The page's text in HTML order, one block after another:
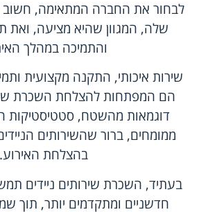
לבחור את החברה המתאימה, חשוב
שלה, המגוון שהיא מציעה, ואת
והתמיכה במהלך
שירות איכותי, התקנה מקצועית
הם המפתחות להצלחת השכרת
דוגמאות מהשטח, סטטיסטיקות
ממומחים, ברור שהשירותים
בהצלחת האירוע.
בעתיד, השכרת שירותים ניידים
חדשניים ומתקדמים יותר, תוך